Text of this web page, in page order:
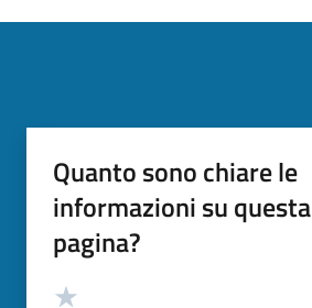
Quanto sono chiare le
informazioni su questa
pagina?
Valutazione